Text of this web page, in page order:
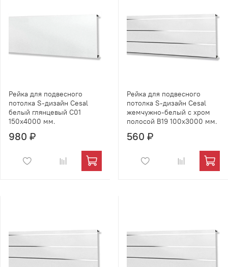
Рейка для подвесного
потолка S-дизайн Cesal
белый глянцевый C01
150х4000 мм.
980 ₽
Рейка для подвесного
потолка S-дизайн Cesal
жемчужно-белый с хром
полосой B19 100х3000 мм.
560 ₽